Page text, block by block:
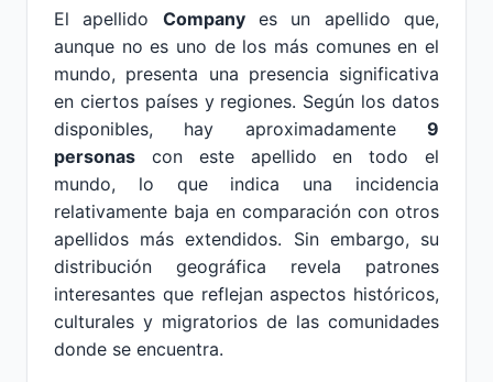
El apellido Companyes un apellido que,
aunque no es uno de los más comunes en el
mundo, presenta una presencia significativa
en ciertos países y regiones. Según los datos
disponibles, hay aproximadamente 9
personas con este apellido en todo el
mundo, lo que indica una incidencia
relativamente baja en comparación con otros
apellidos más extendidos. Sin embargo, su
distribución geográfica revela patrones
interesantes que reflejan aspectos históricos,
culturales y migratorios de las comunidades
donde se encuentra.